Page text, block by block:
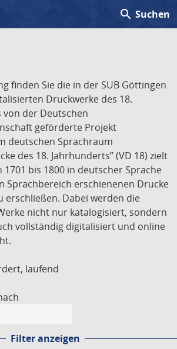
search Suchen
finden Sie die in der SUB Göttingen
Druckwerke des 18.
von der Deutschen
geförderte Projekt
deutschen Sprachraum
des 18. Jahrhunderts” (VD 18) zielt
1701 bis 1800 in deutscher Sprache
Sprachbereich erschienenen Drucke
erschließen. Dabei werden die
nicht nur katalogisiert, sondern
vollständig digitalisiert und online
laufend
Filter anzeigen